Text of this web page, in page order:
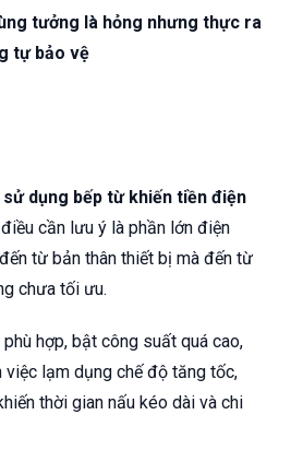
tưởng là hỏng nhưng thực ra
tự bảo vệ
dụng bếp từ khiến tiền điện
cần lưu ý là phần lớn điện
từ bản thân thiết bị mà đến từ
chưa tối ưu.
hợp, bật công suất quá cao,
lạm dụng chế độ tăng tốc,
thời gian nấu kéo dài và chi